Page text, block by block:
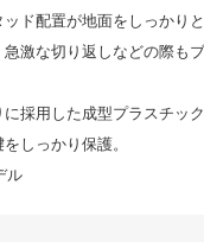
ド配置が地面をしっかり
激な切り返しなどの際もブ
採用した成型プラスチッ
しっかり保護。
ル